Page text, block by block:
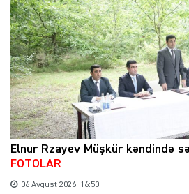
Elnur Rzayev Müşkür kəndində
FOTOLAR
06 Avqust 2026, 16:50